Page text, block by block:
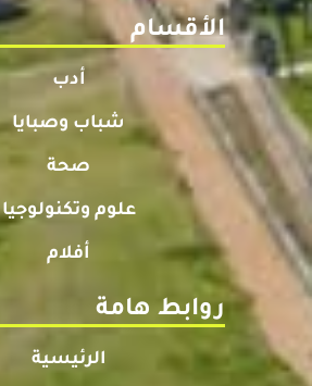
الأقسام
أدب
شباب وصبايا
صحة
علوم وتكنولوجيا
أفلام
روابط هامة
الرئيسية